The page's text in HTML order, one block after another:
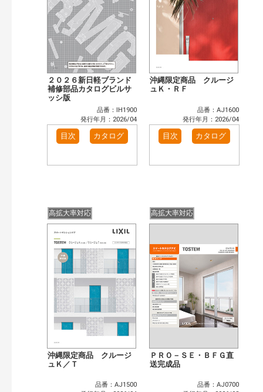
２０２６新日軽ブランド
補修部品カタログビルサ
ッシ版
品番：IH1900
発行年月：2026/04
目次 カタログ
沖縄限定商品 クルージ
ュＫ・ＲＦ
品番：AJ1600
発行年月：2026/04
目次 カタログ
高拡大率対応
沖縄限定商品 クルージ
ュＫ／Ｔ
品番：AJ1500
高拡大率対応
ＰＲＯ－ＳＥ・ＢＦＧ直
送完成品
品番：AJ0700